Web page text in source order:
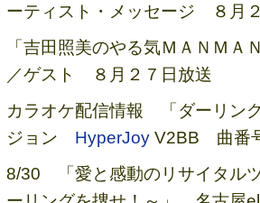
ーティスト・メッセージ ８月
「吉田照美のやる気ＭＡＮＭＡ
／ゲスト ８月２７日放送
カラオケ配信情報 「ダーリン
ジョン HyperJoy V2BB 曲番
8/30 「愛と感動のリサイタル